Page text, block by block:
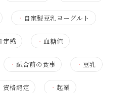
・ 自家製豆乳ヨーグルト
定感 ・ 血糖値
・試合前の食事 ・ 豆乳
資格認定 ・起業